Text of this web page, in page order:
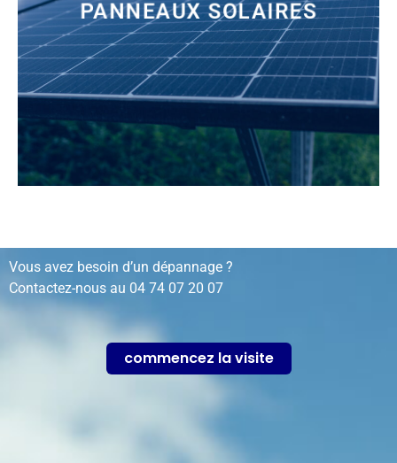
PANNEAUX SOLAIRES
installation, rénovation, dépannage…
Vous avez besoin d’un dépannage ?
Contactez-nous au 04 74 07 20 07
commencez la visite